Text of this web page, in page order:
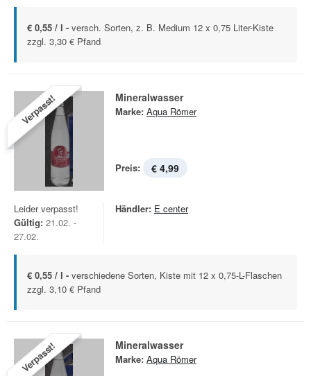
€ 0,55 / l - versch. Sorten, z. B. Medium 12 x 0,75 Liter-Kiste
zzgl. 3,30 € Pfand
Verpasst! Mineralwasser
Marke: Aqua Römer
Preis: € 4,99
Leider verpasst!
Gültig: 21.02. -
27.02.
Händler: E center
€ 0,55 / l - verschiedene Sorten, Kiste mit 12 x 0,75-L-Flaschen
zzgl. 3,10 € Pfand
Verpasst! Mineralwasser
Marke: Aqua Römer